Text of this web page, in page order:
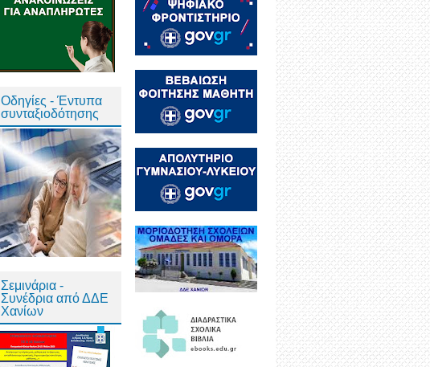
Οδηγίες - Έντυπα
συνταξιοδότησης
Σεμινάρια -
Συνέδρια από ΔΔΕ
Χανίων